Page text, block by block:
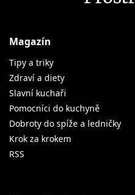
Magazín
Tipy a triky
Zdraví a diety
Slavní kuchaři
Pomocníci do kuchyně
Dobroty do spíže a ledničky
Krok za krokem
RSS